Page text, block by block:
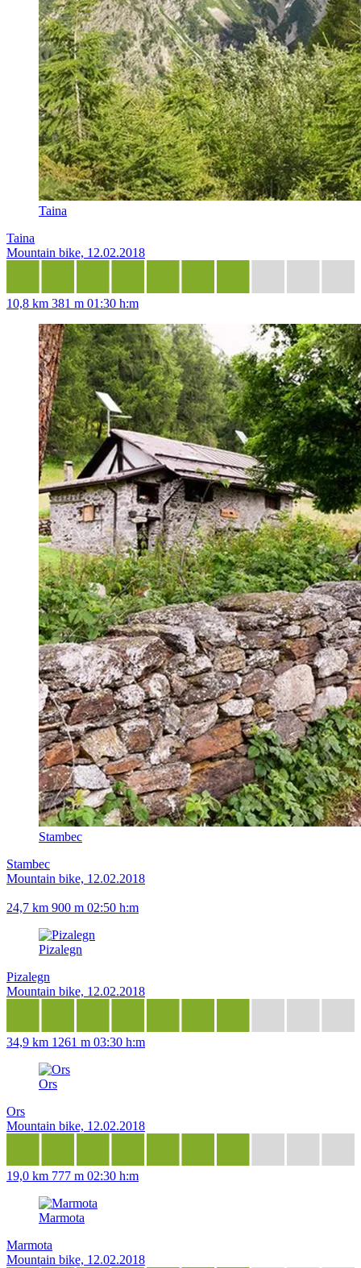
Taina
Taina
Mountain bike, 12.02.2018
10,8 km 381 m 01:30 h:m
Stambec
Stambec
Mountain bike, 12.02.2018
24,7 km 900 m 02:50 h:m
Pizalegn
Pizalegn
Mountain bike, 12.02.2018
34,9 km 1261 m 03:30 h:m
Ors
Ors
Mountain bike, 12.02.2018
19,0 km 777 m 02:30 h:m
Marmota
Marmota
Mountain bike, 12.02.2018